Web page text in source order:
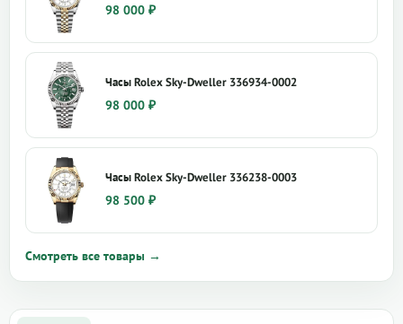
98 000 ₽
Часы Rolex Sky-Dweller 336934-0002
98 000 ₽
Часы Rolex Sky-Dweller 336238-0003
98 500 ₽
Смотреть все товары →